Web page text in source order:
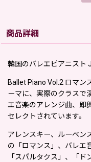
商品詳細
韓国のバレエピアニスト
Ballet Piano Vol.2 ロマン
ーマに、実際のクラスで
エ音楽のアレンジ曲、即
セレクトされています。
アレンスキー、ルーベン
の「ロマンス」、バレエ
「スパルタクス」、「